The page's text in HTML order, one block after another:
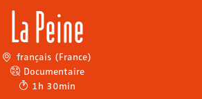
La Peine
français (France)
Documentaire
1h 30min